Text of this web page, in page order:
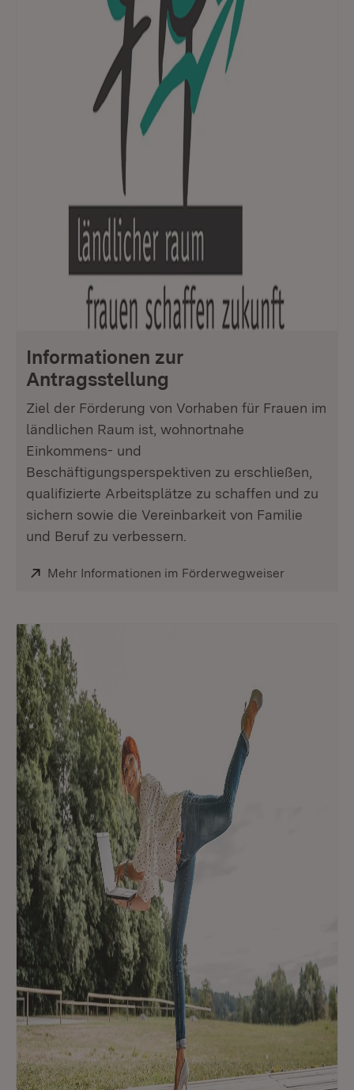
Informationen zur
Antragsstellung
Ziel der Förderung von Vorhaben für Frauen im
ländlichen Raum ist, wohnortnahe
Einkommens- und
Beschäftigungsperspektiven zu erschließen,
qualifizierte Arbeitsplätze zu schaffen und zu
sichern sowie die Vereinbarkeit von Familie
und Beruf zu verbessern.
Extern:
Mehr Informationen im Förderwegweiser(Öffnet in